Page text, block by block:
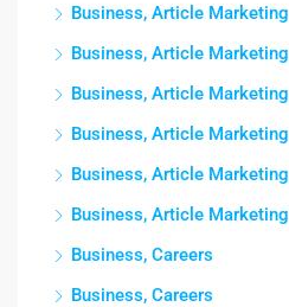
Business, Article Marketing
Business, Article Marketing
Business, Article Marketing
Business, Article Marketing
Business, Article Marketing
Business, Article Marketing
Business, Careers
Business, Careers